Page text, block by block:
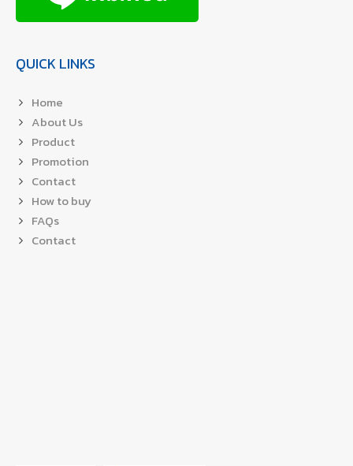
QUICK LINKS
Home
About Us
Product
Promotion
Contact
How to buy
FAQs
Contact